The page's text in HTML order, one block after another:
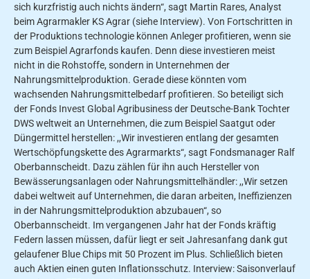
sich kurzfristig auch nichts ändern“, sagt Martin Rares, Analyst
beim Agrarmakler KS Agrar (siehe Interview). Von Fortschritten in
der Produktions­ technologie können Anleger profitieren, wenn sie
zum Beispiel Agrarfonds kau­fen. Denn diese investieren meist
nicht in die Rohstoffe, sondern in Unterneh­men der
Nahrungsmittelproduktion. Ge­rade diese könnten vom
wachsenden Nahrungsmittelbedarf profitieren. So beteiligt sich
der Fonds Invest Global Agribusiness der Deutsche-Bank Tochter
DWS weltweit an Unternehmen, die zum Beispiel Saatgut oder
Düngermittel herstellen: ,,Wir investieren entlang der gesamten
Wertschöpfungskette des Agrarmarkts“, sagt Fondsmanager Ralf
Oberbannscheidt. Dazu zählen für ihn auch Hersteller von
Bewässerungsanlagen oder Nahrungsmittelhändler: ,,Wir setzen
dabei weltweit auf Unternehmen, die daran arbeiten, Ineffizienzen
in der Nahrungsmittelproduktion abzubauen“, so
Oberbannscheidt. Im vergangenen Jahr hat der Fonds kräftig
Federn lassen müssen, dafür liegt er seit Jahresanfang dank gut
gelaufener Blue Chips mit 50 Prozent im Plus. Schließlich bieten
auch Aktien einen guten Inflationsschutz. Interview: Saisonverlauf